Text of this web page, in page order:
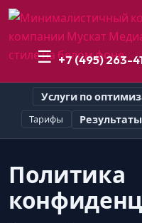
☰ +7 (495) 263-
Услуги по
Тарифы
Политика